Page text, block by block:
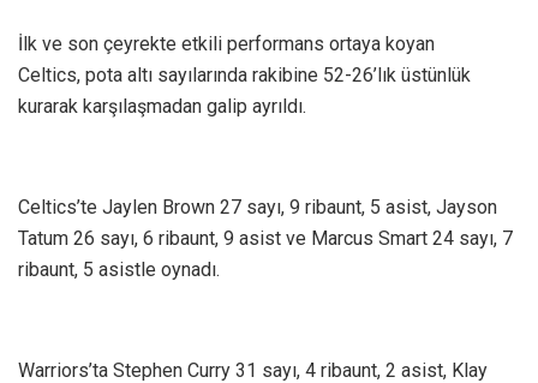
İlk ve son çeyrekte etkili performans ortaya koyan
Celtics, pota altı sayılarında rakibine 52-26’lık üstünlük
kurarak karşılaşmadan galip ayrıldı.
Celtics’te Jaylen Brown 27 sayı, 9 ribaunt, 5 asist, Jayson
Tatum 26 sayı, 6 ribaunt, 9 asist ve Marcus Smart 24 sayı, 7
ribaunt, 5 asistle oynadı.
Warriors’ta Stephen Curry 31 sayı, 4 ribaunt, 2 asist, Klay